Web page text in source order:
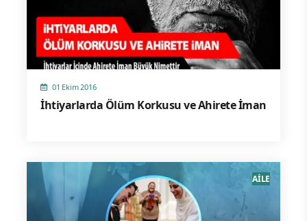
01 Ekim 2016
İhtiyarlarda Ölüm Korkusu ve Ahirete İman
AİLE